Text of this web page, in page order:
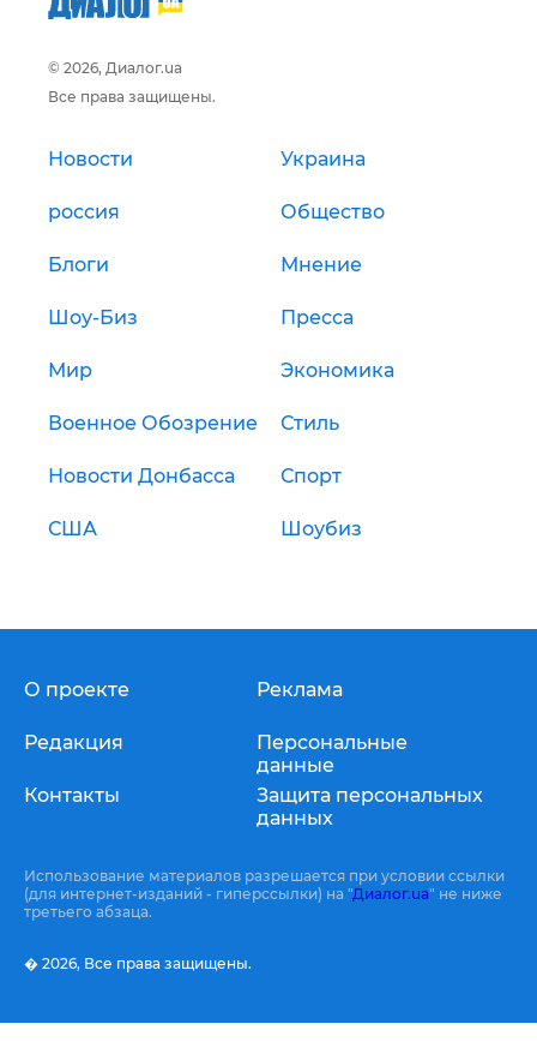
© 2026, Диалог.ua
Все права защищены.
Новости Украина
россия Общество
Блоги Мнение
Шоу-Биз Пресса
Мир Экономика
Военное Обозрение Стиль
Новости Донбасса Спорт
США Шоубиз
О проекте
Редакция
Контакты
Реклама
Персональные
данные
Защита персональных
данных
Использование материалов разрешается при условии ссылки
(для интернет-изданий - гиперссылки) на "Диалог.ua" не ниже
третьего абзаца.
� 2026, Все права защищены.